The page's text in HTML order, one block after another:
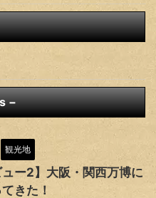
−
観光地
ュー2】大阪・関西万博に
きた！